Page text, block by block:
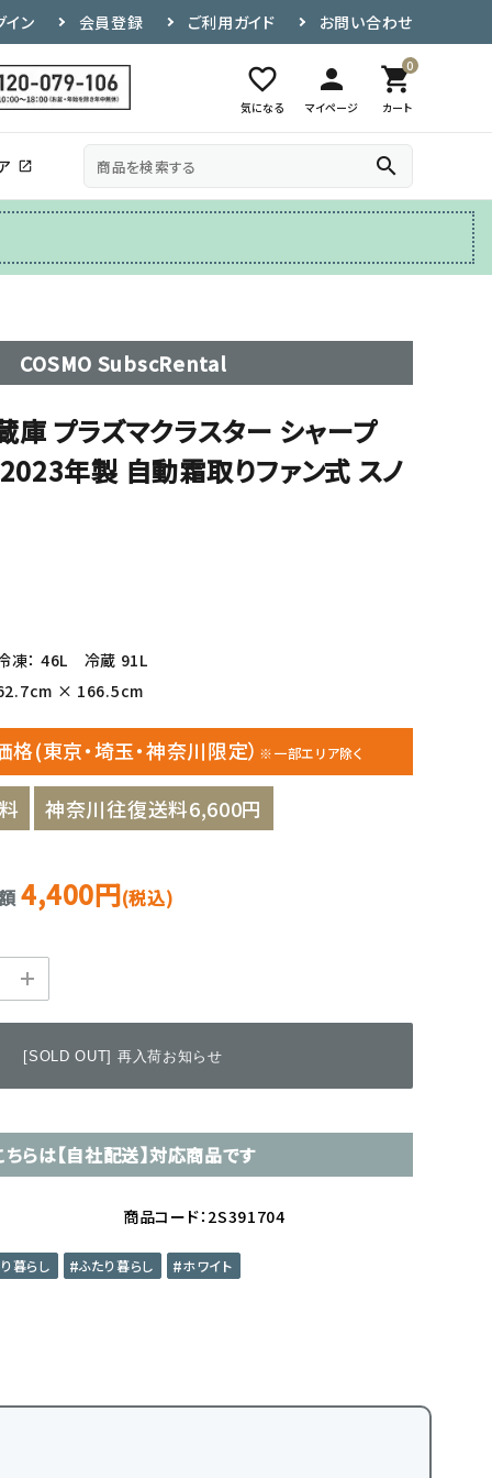
イン 会員登録 ご利用ガイド お問い合わせ
favorite_border
気になる
person
マイページ
0
shopping_cart
カート
その他
テレビ台
open_in_new search
COSMO SubscRental
プラズマクラスター シャープ
年製 自動霜取りファン式 スノ
凍： 46L 冷蔵 91L
× 166.5cm
格(東京・埼玉・神奈川限定） ※一部エリア除く
神奈川往復送料6,600円
4,400円(税込)
[SOLD OUT] 再入荷お知らせ
ちらは【自社配送】対応商品です
商品コード：2S391704
暮らし ふたり暮らし ホワイト